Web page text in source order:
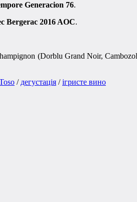
Generacion 76.
Bergerac 2016 AOC.
(Dorblu Grand Noir,
/ дегустація /ігристе вино